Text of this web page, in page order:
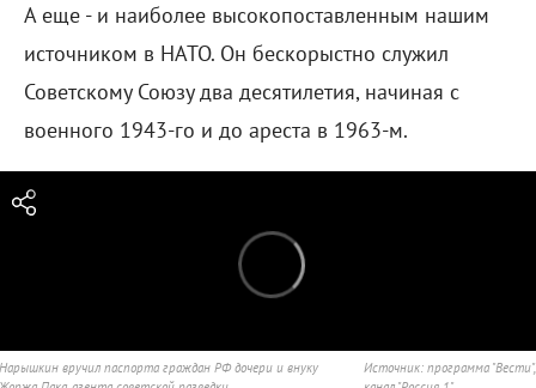
А еще - и наиболее высокопоставленным нашим
источником в НАТО. Он бескорыстно служил
Советскому Союзу два десятилетия, начиная с
военного 1943-го и до ареста в 1963-м.
Нарышкин вручил паспорта граждан РФ дочери и внуку
Источник: программа "Вести",